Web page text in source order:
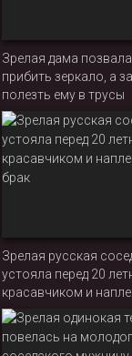
Зрелая дама
прибить зеркало, а
полезть ему в трусы
Зрелая русская
устояла перед 20
красавчиком и
брак